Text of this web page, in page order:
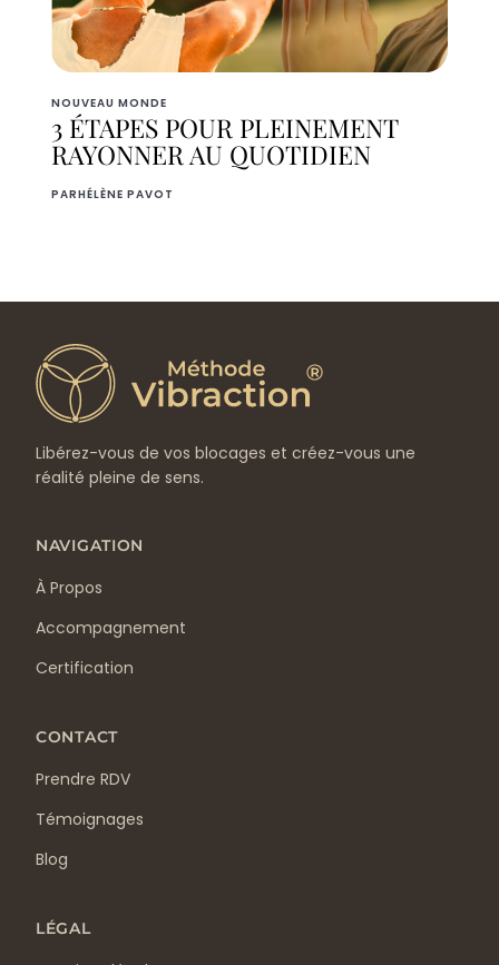
NOUVEAU MONDE
3 ÉTAPES POUR PLEINEMENT
RAYONNER AU QUOTIDIEN
PARHÉLÈNE PAVOT
Libérez-vous de vos blocages et créez-vous une
réalité pleine de sens.
NAVIGATION
À Propos
Accompagnement
Certification
CONTACT
Prendre RDV
Témoignages
Blog
LÉGAL